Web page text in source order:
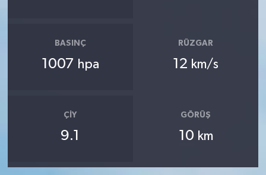
BASINÇ
1007 hpa
RÜZGAR
12 km/s
ÇIY
9.1
GÖRÜŞ
10 km